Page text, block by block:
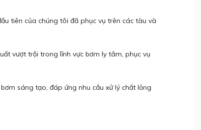
tiên của chúng tôi đã phục vụ trên các tàu và
vượt trội trong lĩnh vực bơm ly tâm, phục vụ
sáng tạo, đáp ứng nhu cầu xử lý chất lỏng